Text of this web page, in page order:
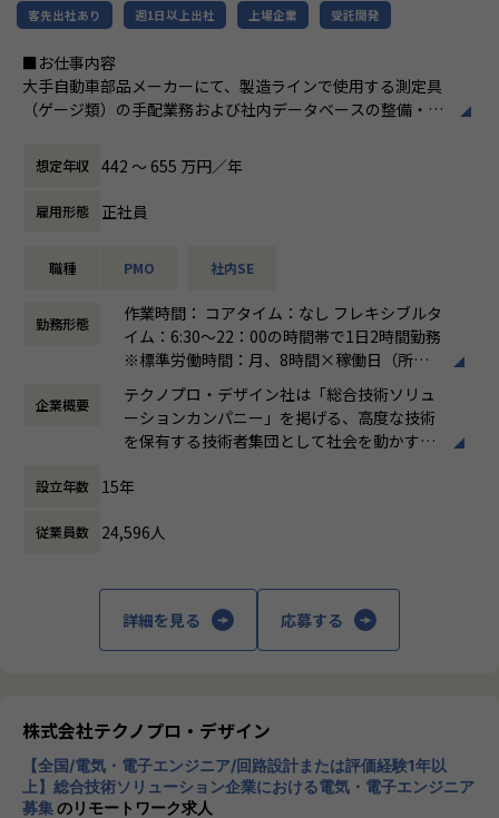
客先出社あり 週1日以上出社 上場企業 受託開発
■お仕事内容
大手自動車部品メーカーにて、製造ラインで使用する測定具
（ゲージ類）の手配業務および社内データベースの整備・管
【業務内容】
工程設計部門などの依頼者と仕様を調整し、測定具メーカー
との折衝を経て測定具を手配する一連の業務を担当します。
付けてデータベース化する管理業務にも携わります。
【具体的な仕事内容】
◆測定具の手配業務
・ 依頼者（工程設計部門等）との依頼内容の確認・調整
・ 依頼内容をもとにした測定具の仕様決定・仕様書作成
・ 測定具メーカーとの仕様調整・見積依頼・発注手配
◆測定具のデータベース管理
ータベース化
・ Excel・PowerPointを使用した管理資料・報告書の作成
■募集背景
製造ラインで使用する測定具の種類・数量が増加するなか、
測定具の手配から社内データベース整備まで一貫して担える
【業務の変更の範囲】
会社の定める業務
想定年収 442 〜 655 万円／年
雇用形態 正社員
職種 PMO 社内SE
勤務形態
作業時間： コアタイム：なし フレキシブルタ
イム：6:30～22：00の時間帯で1日2時間勤務
※標準労働時間：月、8時間×稼働日（所定
時間）の就労義務有
働き方：フルフレックス制
時間外労働の有無： 有（月平均20時間）
休憩時間： 60分
企業概要
テクノプロ・デザイン社は「総合技術ソリュ
ーションカンパニー」を掲げる、高度な技術
を保有する技術者集団として社会を動かすこ
に渡ります。いわゆる技術者派遣と呼ばれ
働く場所に関わらない事業支援や最新技術を
用いた研究開発などを行っています。
程プロジェクトの増加といった世の中で技術
者集団として価値提供を行うために、エンジ
ニアが生涯活躍できる環境を考え事業運営を
行っています。
設立年数 15年
従業員数 24,596人
詳細を見る 応募する
株式会社テクノプロ・デザイン
【全国/電気・電子エンジニア/回路設計または評価経験1年以
上】総合技術ソリューション企業における電気・電子エンジニア
募集のリモートワーク求人